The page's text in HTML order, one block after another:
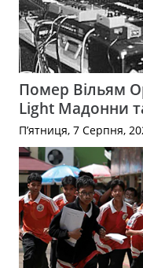
Помер Вільям
Light Мадонни
П’ятниця, 7 Серпня,